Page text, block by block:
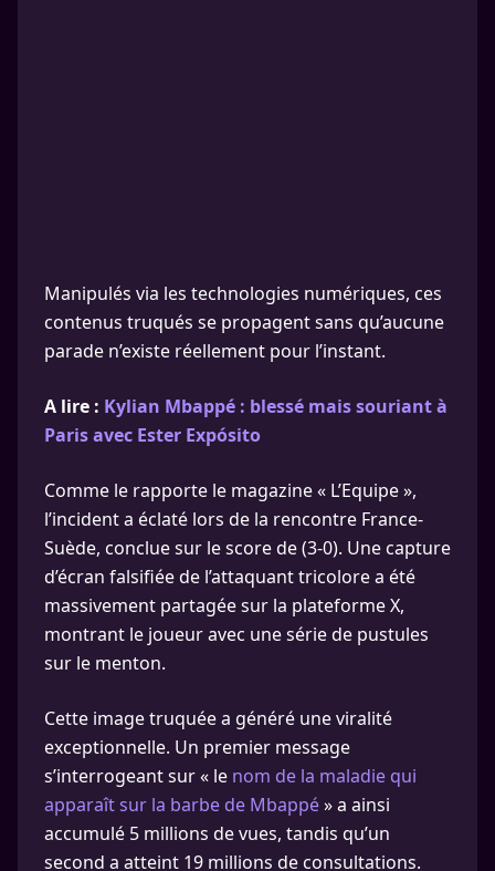
Manipulés via les technologies numériques, ces
contenus truqués se propagent sans qu’aucune
parade n’existe réellement pour l’instant.
A lire : Kylian Mbappé : blessé mais souriant à
Paris avec Ester Expósito
Comme le rapporte le magazine « L’Equipe »,
l’incident a éclaté lors de la rencontre France-
Suède, conclue sur le score de (3-0). Une capture
d’écran falsifiée de l’attaquant tricolore a été
massivement partagée sur la plateforme X,
montrant le joueur avec une série de pustules
sur le menton.
Cette image truquée a généré une viralité
exceptionnelle. Un premier message
s’interrogeant sur « le nom de la maladie qui
apparaît sur la barbe de Mbappé» a ainsi
accumulé 5 millions de vues, tandis qu’un
second a atteint 19 millions de consultations.